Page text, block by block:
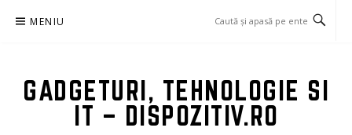
MENIU
GADGETURI, TEHNOLOGIE SI
IT – DISPOZITIV.RO